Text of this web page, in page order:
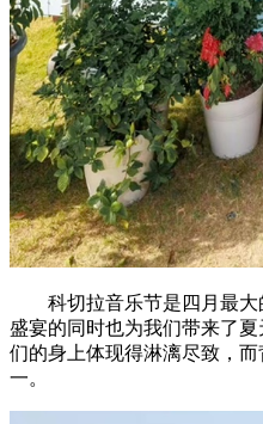
科切拉音乐节是四月最大
盛宴的同时也为我们带来了
们的身上体现得淋漓尽致，
一。